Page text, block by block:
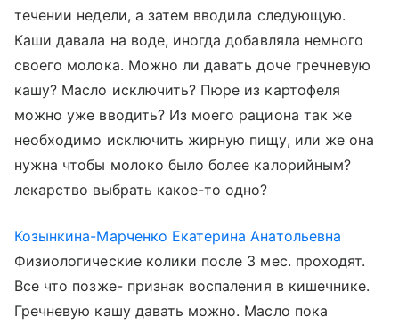
течении недели, а затем вводила следующую.
Каши давала на воде, иногда добавляла немного
своего молока. Можно ли давать доче гречневую
кашу? Масло исключить? Пюре из картофеля
можно уже вводить? Из моего рациона так же
необходимо исключить жирную пищу, или же она
нужна чтобы молоко было более калорийным?
лекарство выбрать какое-то одно?
Козынкина-Марченко Екатерина Анатольевна
Физиологические колики после 3 мес. проходят.
Все что позже- признак воспаления в кишечнике.
Гречневую кашу давать можно. Масло пока